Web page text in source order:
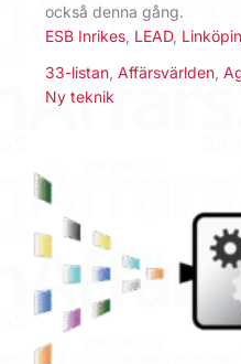
också denna gång.
ESB Inrikes LEAD,
33-listan Affärsvärlden
Ny teknik